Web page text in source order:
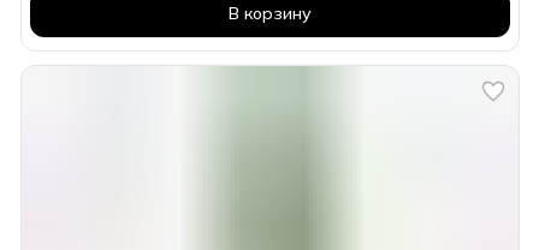
В корзину